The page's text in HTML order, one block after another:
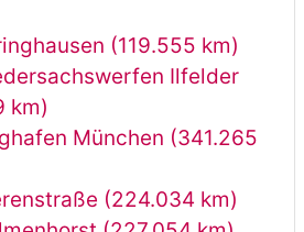
(119.555 km)
Ilfelder
km)
München (341.265
(224.034 km)